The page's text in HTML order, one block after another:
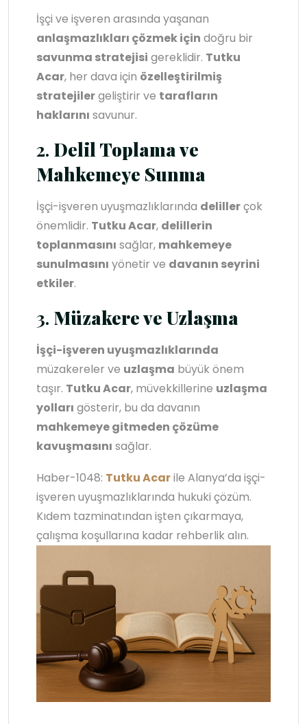
İşçi ve işveren arasında yaşanan
anlaşmazlıkları çözmek için doğru bir
savunma stratejisi gereklidir. Tutku
Acar, her dava için özelleştirilmiş
stratejilergeliştirir ve tarafların
haklarını savunur.
2. Delil Toplama ve
Mahkemeye Sunma
İşçi-işveren uyuşmazlıklarında delillerçok
önemlidir. Tutku Acar, delillerin
toplanmasını sağlar, mahkemeye
sunulmasını yönetir ve davanın seyrini
etkiler.
3. Müzakere ve Uzlaşma
İşçi-işveren uyuşmazlıklarında
müzakereler ve uzlaşma büyük önem
taşır. Tutku Acar, müvekkillerine uzlaşma
yolları gösterir, bu da davanın
mahkemeye gitmeden çözüme
kavuşmasını sağlar.
Haber-1048: Tutku Acarile Alanya’da işçi-
işveren uyuşmazlıklarında hukuki çözüm.
Kıdem tazminatından işten çıkarmaya,
çalışma koşullarına kadar rehberlik alın.